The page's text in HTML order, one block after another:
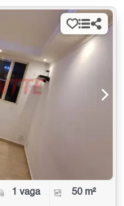
1 vaga 50 m²